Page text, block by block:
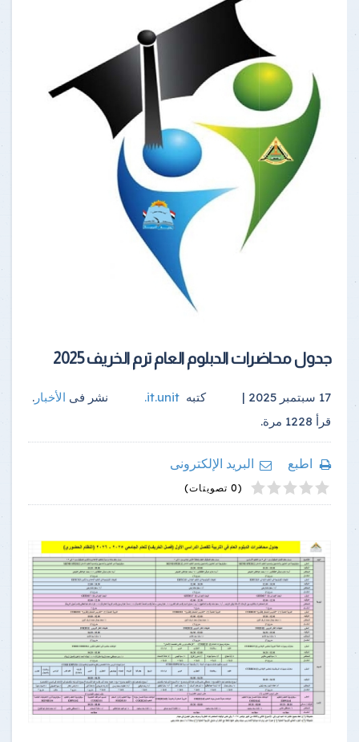
جدول محاضرات الدبلوم العام ترم الخريف 2025
17 سبتمبر 2025 | كتبه it.unit
. نشر فى الأخبار .
قرأ 1228 مرة.
اطبع
البريد الإلكترونى
1
2
3
4
5 (0 تصويتات)